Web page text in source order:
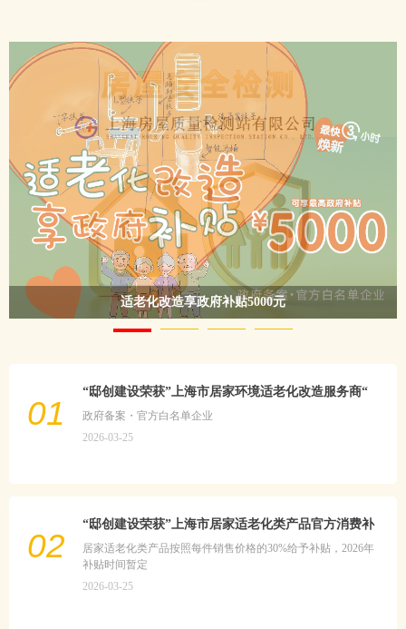
海尔智慧康养
“邸创建设荣获”上海市居家环境适老化改造服务商“
政府备案・官方白名单企业
2026-03-25
01
02
“邸创建设荣获”上海市居家适老化类产品官方消费补
贴政策
居家适老化类产品按照每件销售价格的30%给予补贴，2026年
补贴时间暂定
2026-03-25